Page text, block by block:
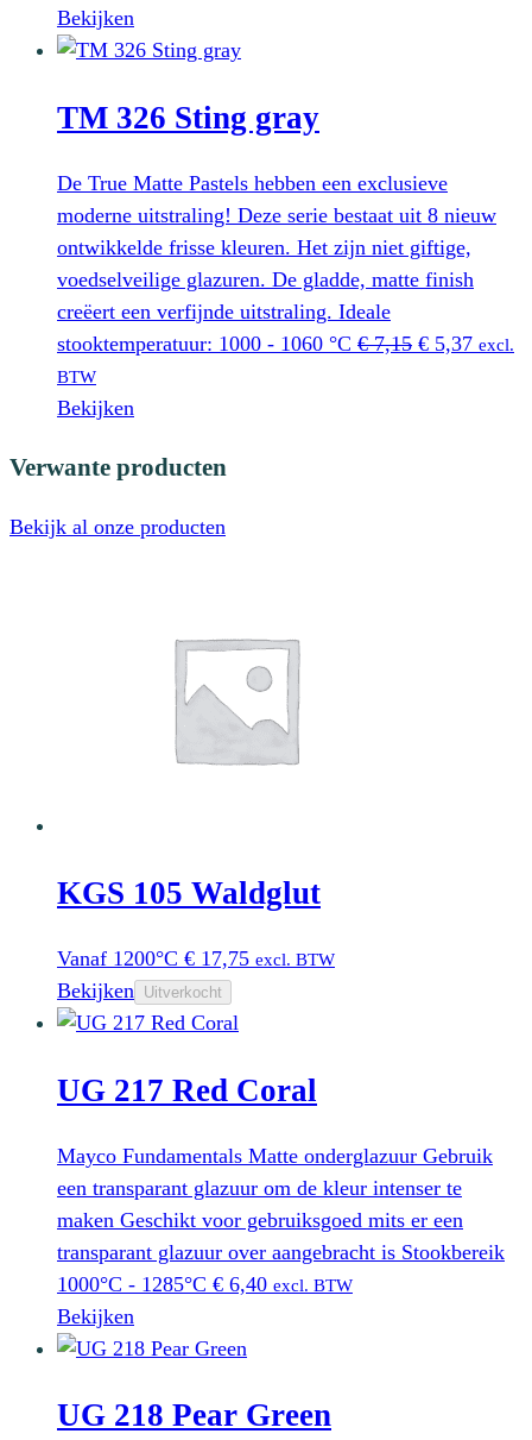
Bekijken
TM 326 Sting gray
De True Matte Pastels hebben een exclusieve
moderne uitstraling! Deze serie bestaat uit 8 nieuw
ontwikkelde frisse kleuren. Het zijn niet giftige,
voedselveilige glazuren. De gladde, matte finish
creëert een verfijnde uitstraling. Ideale
stooktemperatuur: 1000 - 1060 °C €7,15 € 5,37 excl.
BTW
Bekijken
Verwante producten
Bekijk al onze producten
KGS 105 Waldglut
Vanaf 1200°C € 17,75 excl. BTW
Bekijken Uitverkocht
UG 217 Red Coral
Mayco Fundamentals Matte onderglazuur Gebruik
een transparant glazuur om de kleur intenser te
maken Geschikt voor gebruiksgoed mits er een
transparant glazuur over aangebracht is Stookbereik
1000°C - 1285°C € 6,40 excl. BTW
Bekijken
UG 218 Pear Green